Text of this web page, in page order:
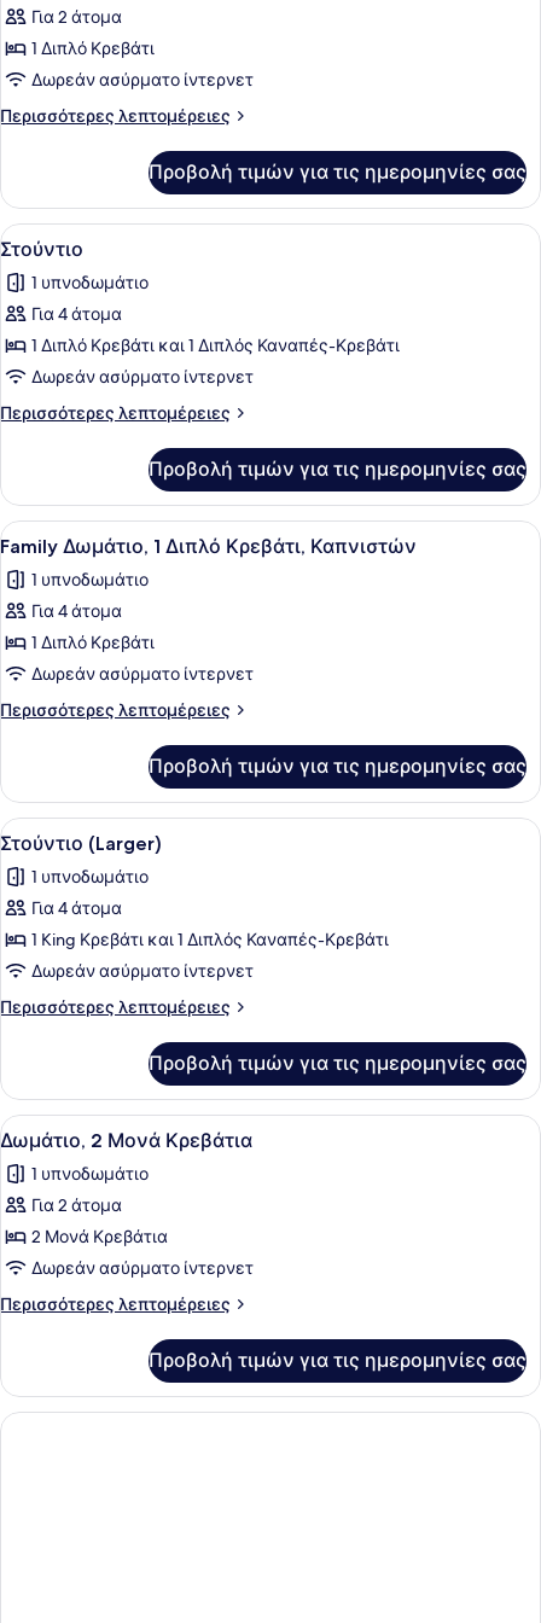
φωτογραφιών
για
Δωμάτιο,
1
Διπλό
Καπνιστών
Για 2 άτομα
1 Διπλό Κρεβάτι
Δωρεάν ασύρματο ίντερνετ
Περισσότερες λεπτομέρειες
Περισσότερες
1
Διπλό
Κρεβάτι,
Προβολή τιμών για τις ημερομηνίες σας
Προβολή
όλων
των
φωτογραφιών
για
Στούντιο
Ένα σύγχρονο δωμάτιο
5
Στούντιο
1 υπνοδωμάτιο
Για 4 άτομα
1 Διπλό Κρεβάτι και 1 Διπλός Καναπές-Κρεβάτι
Δωρεάν ασύρματο ίντερνετ
Περισσότερες λεπτομέρειες
Περισσότερες
Προβολή τιμών για τις ημερομηνίες σας
Προβολή
όλων
των
φωτογραφιών
για
Family
Δωμάτιο,
1
Κρεβάτι,
Καπνιστών
Ένα δωμάτιο ξενοδοχείου με
11
Family Δωμάτιο, 1 Διπλό Κρεβάτι, Καπνιστών
1 υπνοδωμάτιο
Για 4 άτομα
1 Διπλό Κρεβάτι
Δωρεάν ασύρματο ίντερνετ
Περισσότερες λεπτομέρειες
Περισσότερες
Δωμάτιο,
Διπλό
Καπνιστών
Προβολή τιμών για τις ημερομηνίες σας
Προβολή
όλων
των
φωτογραφιών
για
Στούντιο
(Larger)
Ένα δωμάτιο ξενοδοχείου με ένα
9
Στούντιο (Larger)
1 υπνοδωμάτιο
Για 4 άτομα
1 King Κρεβάτι και 1 Διπλός Καναπές-Κρεβάτι
Δωρεάν ασύρματο ίντερνετ
Περισσότερες λεπτομέρειες
Περισσότερες
(Larger)
Προβολή τιμών για τις ημερομηνίες σας
Προβολή
όλων
των
φωτογραφιών
για
Δωμάτιο,
2
Μονά
Ένα μικρό δωμάτιο ξενοδοχείου
7
Δωμάτιο, 2 Μονά Κρεβάτια
1 υπνοδωμάτιο
Για 2 άτομα
2 Μονά Κρεβάτια
Δωρεάν ασύρματο ίντερνετ
Περισσότερες λεπτομέρειες
Περισσότερες
2
Μονά
Κρεβάτια
Προβολή τιμών για τις ημερομηνίες σας